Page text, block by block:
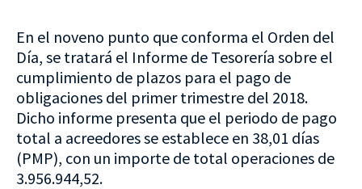
En el noveno punto que conforma el Orden del
Día, se tratará el Informe de Tesorería sobre el
cumplimiento de plazos para el pago de
obligaciones del primer trimestre del 2018.
Dicho informe presenta que el periodo de pago
total a acreedores se establece en 38,01 días
(PMP), con un importe de total operaciones de
3.956.944,52.